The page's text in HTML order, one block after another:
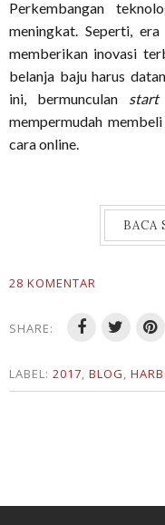
Perkembangan
meningkat. Seperti,
memberikan inovasi
belanja baju harus
ini, bermunculan
mempermudah
cara online.
BACA
28 KOMENTAR
SHARE:
LABEL: 2017, BLOG,